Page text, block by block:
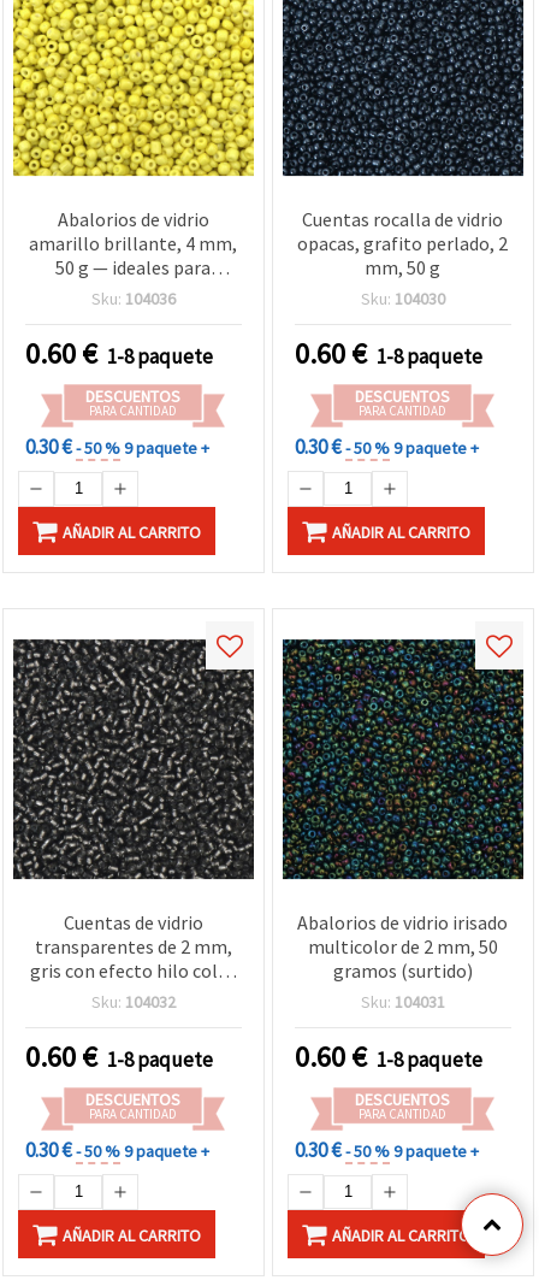
Abalorios de vidrio
amarillo brillante, 4 mm,
50 g — ideales para
bisutería, manualidades y
Sku: 104036
0.60€ 1-8 paquete
DESCUENTOS
PARA CANTIDAD
0.30 €- 50 %9 paquete +
AÑADIR AL CARRITO
Cuentas rocalla de vidrio
opacas, grafito perlado, 2
mm, 50 g
Sku: 104030
0.60€ 1-8 paquete
DESCUENTOS
PARA CANTIDAD
0.30 €- 50 %9 paquete +
AÑADIR AL CARRITO
Cuentas de vidrio
transparentes de 2 mm,
gris con efecto hilo color
plata, 50 g – Ideales para
Sku: 104032
0.60€ 1-8 paquete
DESCUENTOS
PARA CANTIDAD
0.30 €- 50 %9 paquete +
AÑADIR AL CARRITO
Abalorios de vidrio irisado
multicolor de 2 mm, 50
gramos (surtido)
Sku: 104031
0.60€ 1-8 paquete
DESCUENTOS
PARA CANTIDAD
0.30 €- 50 %9 paquete +
AÑADIR AL CARRITO